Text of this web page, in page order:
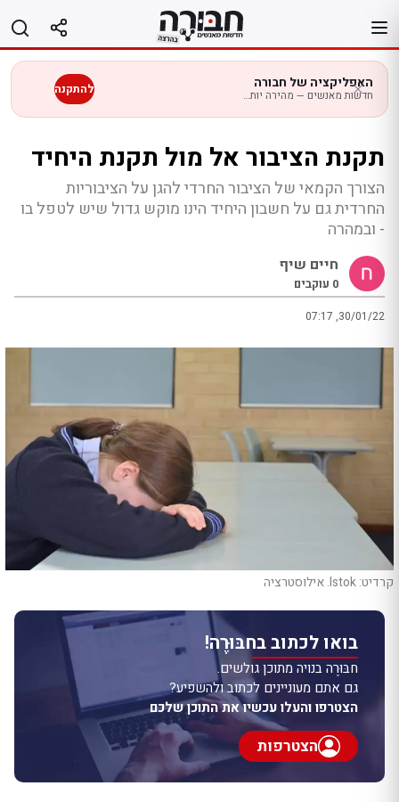
לתוכן
האפליקציה של חבורה
חדשות מאנשים — מהירה יותר בנייד להתקנה
תקנת הציבור אל מול תקנת היחיד
הצורך הקמאי של הציבור החרדי להגן על הציבוריות
החרדית גם על חשבון היחיד הינו מוקש גדול שיש לטפל בו
- ובמהרה
חיים שיף
0 עוקבים
07:17 ,30/01/22
קרדיט: Istok. אילוסטרציה
בואו לכתוב בחבּוּרֶה!
חבּוּרֶה בנויה מתוכן גולשים.
גם אתם מעוניינים לכתוב ולהשפיע?
הצטרפו והעלו עכשיו את התוכן שלכם
הצטרפות